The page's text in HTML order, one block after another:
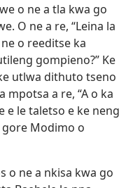
o ne a tla kwa go
O ne a re, “Leina la
o reeditse ka
gompieno?” Ke
utlwa dithuto tseno
mpotsa a re, “A o ka
e le taletso e ke neng
gore Modimo o
o ne a nkisa kwa go